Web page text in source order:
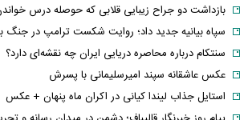
بازداشت دو جراح زیبایی قلابی که حوصله درس
سپاه بیانیه جدید داد؛ روایت شکست ترامپ در جنگ
سنتکام درباره محاصره دریایی ایران چه نقشه‌ای دارد؟
عکس عاشقانه سپند امیرسلیمانی با پسرش
استایل جذاب لیندا کیانی در اکران ماه پنهان + عکس